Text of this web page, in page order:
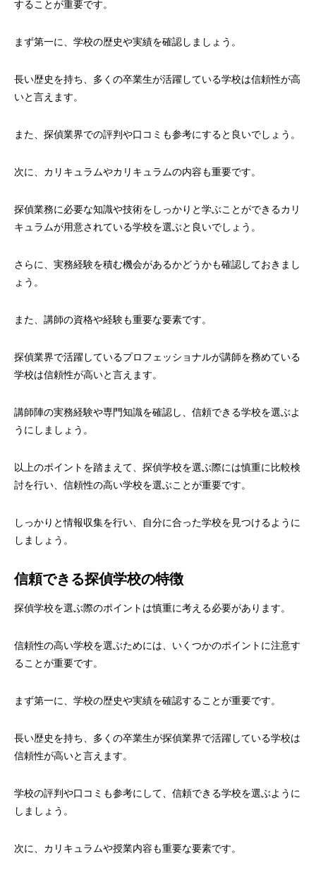
することが重要です。
まず第一に、学校の歴史や実績を確認しましょう。
長い歴史を持ち、多くの卒業生が活躍している学校は信頼性が高
いと言えます。
また、探偵業界での評判や口コミも参考にすると良いでしょう。
次に、カリキュラムやカリキュラムの内容も重要です。
探偵業務に必要な知識や技術をしっかりと学ぶことができるカリ
キュラムが用意されている学校を選ぶと良いでしょう。
さらに、実務経験を積む機会があるかどうかも確認しておきまし
ょう。
また、講師の資格や経験も重要な要素です。
探偵業界で活躍しているプロフェッショナルが講師を務めている
学校は信頼性が高いと言えます。
講師陣の実務経験や専門知識を確認し、信頼できる学校を選ぶよ
うにしましょう。
以上のポイントを踏まえて、探偵学校を選ぶ際には慎重に比較検
討を行い、信頼性の高い学校を選ぶことが重要です。
しっかりと情報収集を行い、自分に合った学校を見つけるように
しましょう。
信頼できる探偵学校の特徴
探偵学校を選ぶ際のポイントは慎重に考える必要があります。
信頼性の高い学校を選ぶためには、いくつかのポイントに注意す
ることが重要です。
まず第一に、学校の歴史や実績を確認することが重要です。
長い歴史を持ち、多くの卒業生が探偵業界で活躍している学校は
信頼性が高いと言えます。
学校の評判や口コミも参考にして、信頼できる学校を選ぶように
しましょう。
次に、カリキュラムや授業内容も重要な要素です。